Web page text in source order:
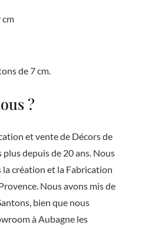
cm
de 7 cm.
?
et vente de Décors de
depuis de 20 ans. Nous
la création et la Fabrication
Nous avons mis de
bien que nous
à Aubagne les